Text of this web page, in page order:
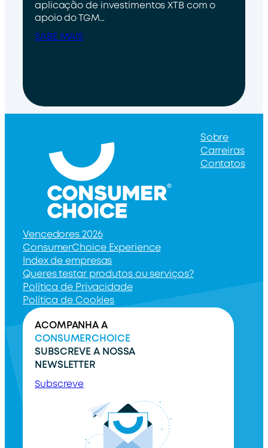
aplicação de investimentos XTB com o
apoio do TGM…
SABE MAIS
Sobre
Carreiras
Contatos
Vencedores 2026
ConsumerChoice Experience
Index de empresas
Queres testar produtos ou serviços?
Política de Privacidade
Política de Cookies
ACOMPANHA A
CONSUMERCHOICE
SUBSCREVE A NOSSA
NEWSLETTER
Subscreve